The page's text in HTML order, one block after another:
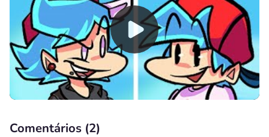
Comentários (2)